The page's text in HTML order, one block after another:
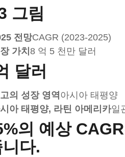
그림
전망CAGR (2023-2025)
가치 8 억 5 천만 달러
달러
의 성장 영역 아시아 태평양
아 태평양, 라틴 아메리카일
의 예상
다.